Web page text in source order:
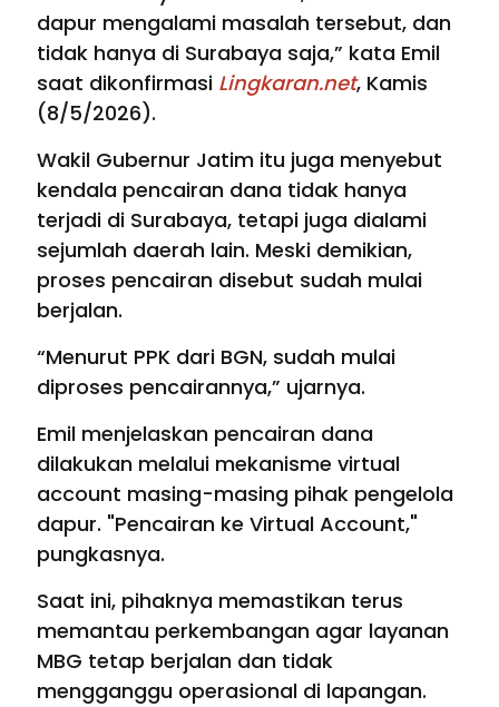
dapur mengalami masalah tersebut, dan
tidak hanya di Surabaya saja,” kata Emil
saat dikonfirmasi Lingkaran.net, Kamis
(8/5/2026).
Wakil Gubernur Jatim itu juga menyebut
kendala pencairan dana tidak hanya
terjadi di Surabaya, tetapi juga dialami
sejumlah daerah lain. Meski demikian,
proses pencairan disebut sudah mulai
berjalan.
“Menurut PPK dari BGN, sudah mulai
diproses pencairannya,” ujarnya.
Emil menjelaskan pencairan dana
dilakukan melalui mekanisme virtual
account masing-masing pihak pengelola
dapur. "Pencairan ke Virtual Account,"
pungkasnya.
Saat ini, pihaknya memastikan terus
memantau perkembangan agar layanan
MBG tetap berjalan dan tidak
mengganggu operasional di lapangan.